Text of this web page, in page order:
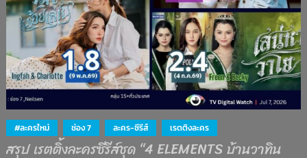
#ละครใหม่ ช่อง 7 ละคร-ซีรีส์ เรตติงละคร
สรุป เรตติ้งละครซีรีส์ชุด “4 ELEMENTS บ้านวาทิน